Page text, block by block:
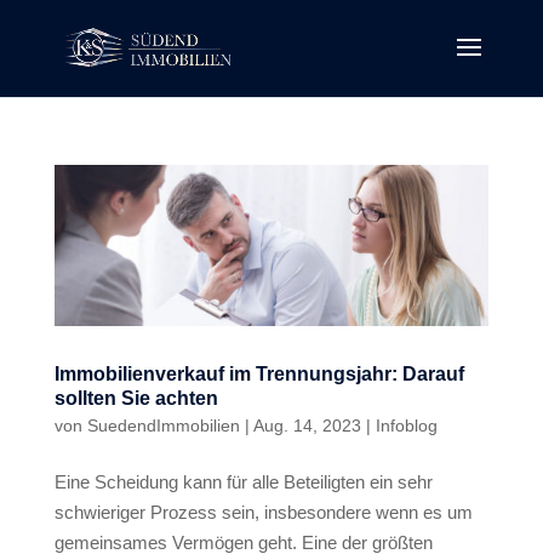
Immobilienverkauf im Trennungsjahr: Darauf
sollten Sie achten
von SuedendImmobilien | Aug. 14, 2023 | Infoblog
Eine Scheidung kann für alle Beteiligten ein sehr
schwieriger Prozess sein, insbesondere wenn es um
gemeinsames Vermögen geht. Eine der größten